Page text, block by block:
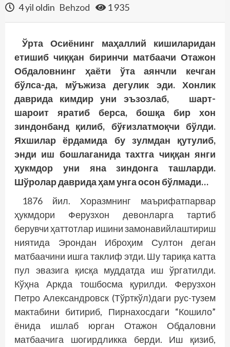
4 yil oldin Behzod 1 935
Ўрта Осиёнинг маҳаллий кишиларидан
етишиб чиққан биринчи мат­баачи Отажон
Обдаловнинг ҳаёти ўта аянчли кечган
бўлса-да, мўъжиза дегулик эди. Хонлик
даврида кимдир уни эъзозлаб, шарт-
шароит яратиб берса, бошқа бир хон
зиндонбанд қилиб, бўғизлатмоқчи бўлди.
Яхшилар ёрдамида бу зулмдан қутулиб,
энди иш бошлаганида тахтга чиққан янги
ҳукмдор уни яна зиндонга ташларди.
Шўролар даврида ҳам унга осон бўлмади…
1876 йил. Хоразмнинг маърифатпарвар
ҳукмдори Ферузхон девонларга тартиб
берувчи ҳаттотлар ишини замонавийлаштириш
ниятида Эрондан Иброҳим Султон деган
матбаачини ишга таклиф этди. Шу тариқа катта
пул эвазига қисқа муддатда иш ўргатилди.
Кўҳна Аркда тош­босма қурилди. Ферузхон
Петро Александровск (Тўрткўл)даги рус-тузем
мактабини битириб, Пирнахосдаги “Кошило”
ёнида ишлаб юрган Отажон Обдаловни
матбаачига шогирдликка берди. Иш қизиб,